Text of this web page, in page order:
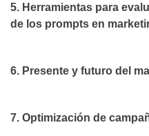
5. Herramientas para
de los prompts en
6. Presente y futuro del
7. Optimización de